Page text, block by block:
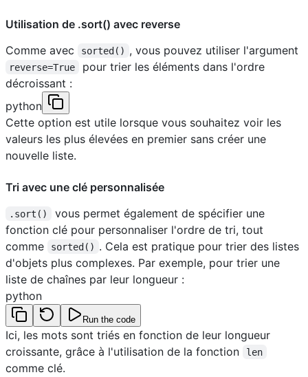
Utilisation de .sort() avec reverse
Comme avec
sorted() , vous pouvez utiliser l'argument
reverse=True
pour trier les éléments dans l'ordre
décroissant :
python
Cette option est utile lorsque vous souhaitez voir les
valeurs les plus élevées en premier sans créer une
nouvelle liste.
Tri avec une clé personnalisée
.sort()
vous permet également de spécifier une
fonction clé pour personnaliser l'ordre de tri, tout
comme
sorted() . Cela est pratique pour trier des listes
d'objets plus complexes. Par exemple, pour trier une
liste de chaînes par leur longueur :
python
Run the code
Ici, les mots sont triés en fonction de leur longueur
croissante, grâce à l'utilisation de la fonction
len
comme clé.